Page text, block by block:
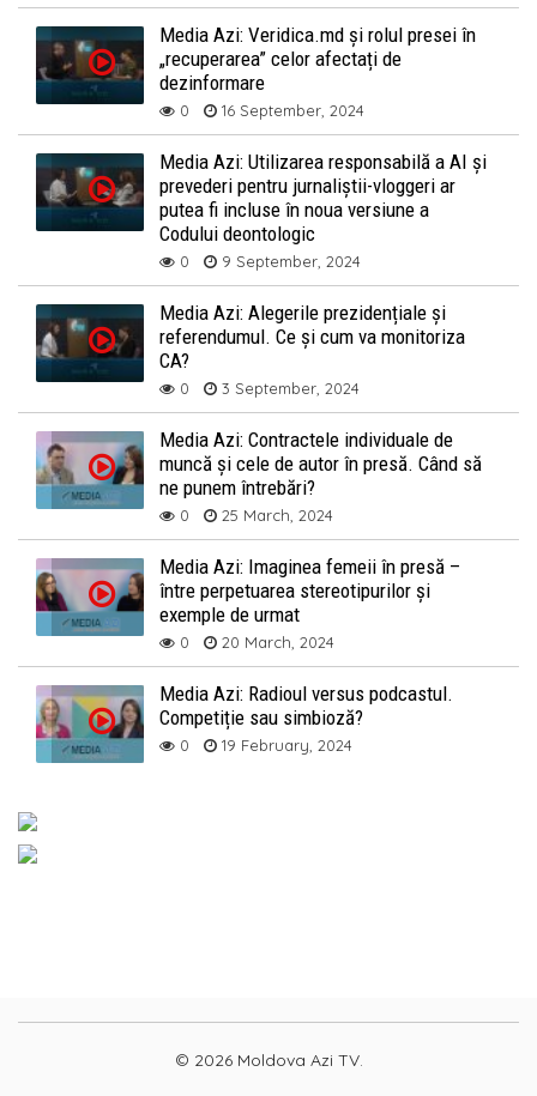
Media Azi: Veridica.md și rolul presei în
„recuperarea” celor afectați de
dezinformare
0 16 September, 2024
Media Azi: Utilizarea responsabilă a AI și
prevederi pentru jurnaliștii-vloggeri ar
putea fi incluse în noua versiune a
Codului deontologic
0 9 September, 2024
Media Azi: Alegerile prezidențiale și
referendumul. Ce și cum va monitoriza
CA?
0 3 September, 2024
Media Azi: Contractele individuale de
muncă și cele de autor în presă. Când să
ne punem întrebări?
0 25 March, 2024
Media Azi: Imaginea femeii în presă –
între perpetuarea stereotipurilor și
exemple de urmat
0 20 March, 2024
Media Azi: Radioul versus podcastul.
Competiție sau simbioză?
0 19 February, 2024
© 2026 Moldova Azi TV.